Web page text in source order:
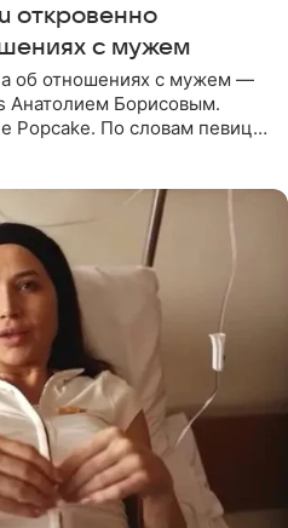
откровенно
с мужем
об отношениях с мужем —
Анатолием Борисовым.
Popcake. По словам певицы,